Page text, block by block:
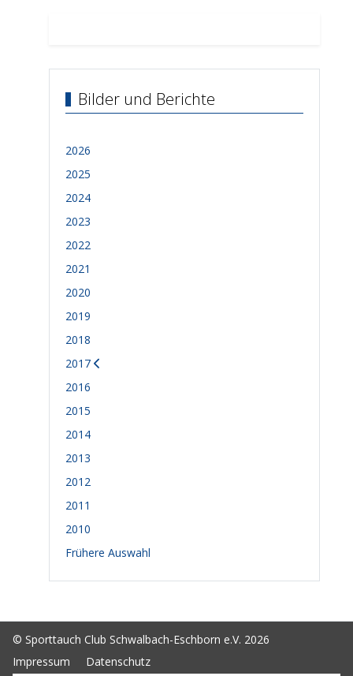
Bilder und Berichte
2026
2025
2024
2023
2022
2021
2020
2019
2018
2017
2016
2015
2014
2013
2012
2011
2010
Frühere Auswahl
© Sporttauch Club Schwalbach-Eschborn e.V. 2026
Impressum
Datenschutz